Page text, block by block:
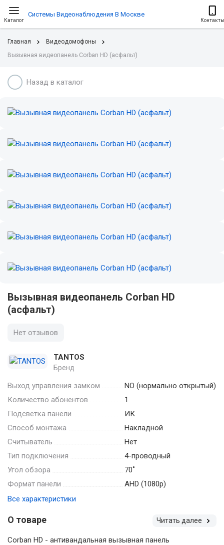
Каталог
Системы Видеонаблюдения В Москве
Контакты
Главная
Видеодомофоны
Вызывная видеопанель Corban HD (асфальт)
Назад в каталог
Вызывная видеопанель Corban HD
(асфальт)
Нет отзывов
TANTOS
Бренд
Выход управления замком
NO (нормально открытый)
Количество абонентов
1
Подсветка панели
ИК
Способ монтажа
Накладной
Считыватель
Нет
Тип подключения
4-проводный
Угол обзора
70˚
Формат панели
AHD (1080p)
Все характеристики
О товаре Читать далее
Corban HD - антивандальная вызывная панель